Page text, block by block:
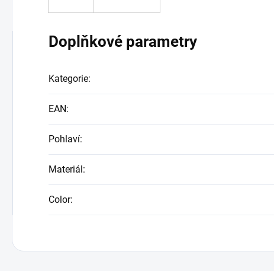
Doplňkové parametry
Kategorie:
EAN:
Pohlaví:
Materiál:
Color: